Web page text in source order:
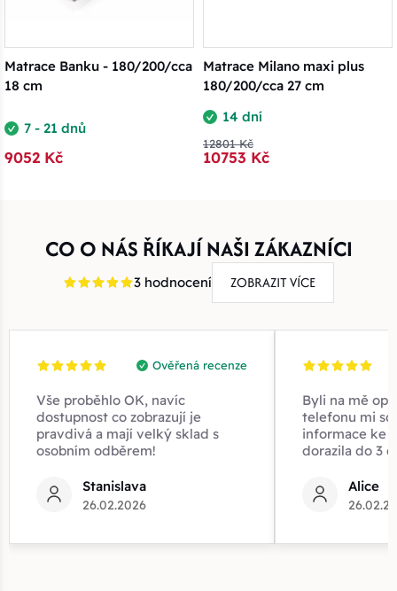
Matrace Banku - 180/200/cca
18 cm
7 - 21 dnů
9052 Kč
Matrace Milano maxi plus
180/200/cca 27 cm
14 dní
12801 Kč
10753 Kč
CO O NÁS ŘÍKAJÍ NAŠI ZÁKAZNÍCI
3 hodnocení ZOBRAZIT VÍCE
Ověřená recenze
Vše proběhlo OK, navíc
dostupnost co zobrazují je
pravdivá a mají velký sklad s
osobním odběrem!
Stanislava
26.02.2026
Byli na mě
telefonu mi
informace ke
dorazila do 3
Alice